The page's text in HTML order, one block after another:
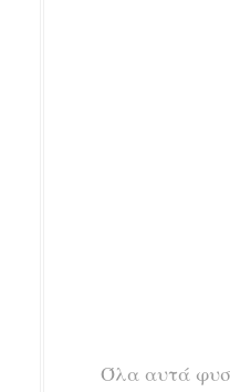
Όλα αυτά